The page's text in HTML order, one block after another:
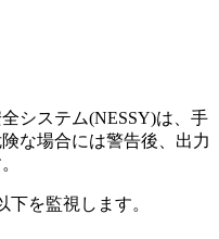
システム(NESSY)は、手
な場合には警告後、出力
を監視します。